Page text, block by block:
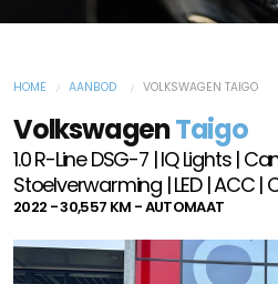
HOME AANBOD VOLKSWAGEN TAIGO
VolkswagenTaigo
1.0 R-Line DSG-7 | IQ Lights |
Stoelverwarming | LED | ACC |
2022 - 30,557 KM - AUTOMAAT